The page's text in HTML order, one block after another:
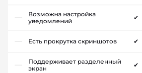
Возможна настройка
уведомлений
✔
Есть прокрутка скриншотов ✔
Поддерживает разделенный
экран
✔